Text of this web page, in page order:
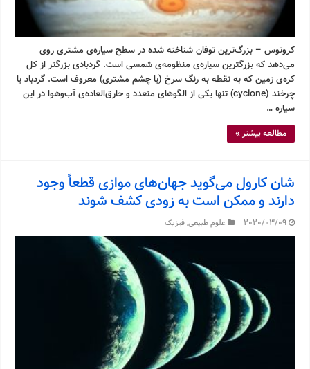
کرونوس – بزرگ‌ترین توفان شناخته شده در سطح سیاره‌ی مشتری روی
می‌دهد که بزرگترین سیاره‌ی منظومه‌ی شمسی است. گردبادی بزرگتر از کل
کره‌ی زمین که به نقطه به رنگ سرخ (یا چشم مشتری) معروف است. گردباد یا
چرخند (cyclone) تنها یکی از الگوهای متعدد و خارق‌العاده‌ی آب‌وهوا در این
سیاره …
مطالعه بیشتر »
شان کارول می‌گوید جهان‌های موازی قطعاً وجود
دارند و ممکن است به زودی کشف شوند
2020/03/09 علوم طبیعی,فیزیک